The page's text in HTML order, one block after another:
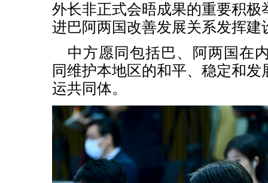
外长非正式会晤成果的重要积极
进巴阿两国改善发展关系发挥建
中方愿同包括巴、阿两国在
同维护本地区的和平、稳定和
运共同体。